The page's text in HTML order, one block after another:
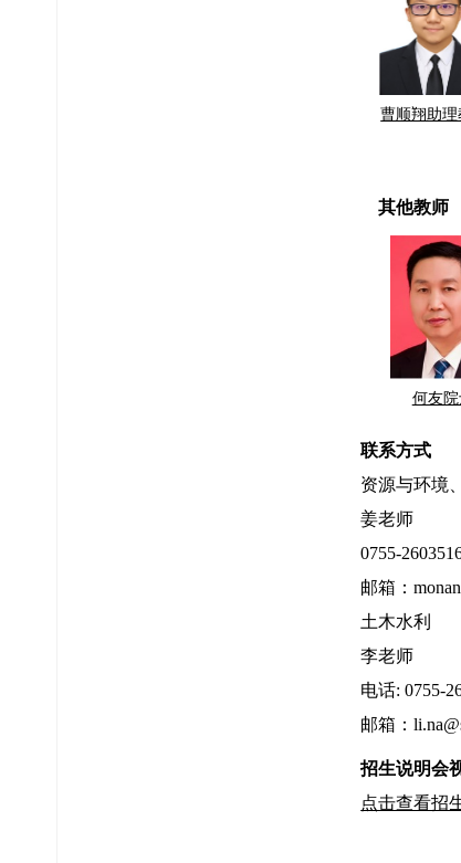
曹顺翔助理
其他教师
何友
联系方式
资源与环境
姜老师
0755-
邮箱：
土木水利
李老师
电话: 0755-
邮箱：
招生说明会
点击查看招